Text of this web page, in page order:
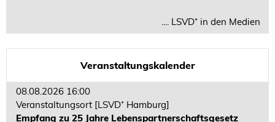
.... LSVD⁺ in den Medien
Veranstaltungskalender
08.08.2026 16:00
Veranstaltungsort [LSVD⁺ Hamburg]
Empfang zu 25 Jahre Lebenspartnerschaftsgesetz